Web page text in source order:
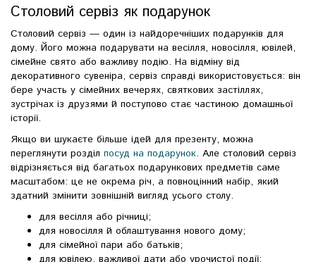
Столовий сервіз як подарунок
Столовий сервіз — один із найдоречніших подарунків для
дому. Його можна подарувати на весілля, новосілля, ювілей,
сімейне свято або важливу подію. На відміну від
декоративного сувеніра, сервіз справді використовується: він
бере участь у сімейних вечерях, святкових застіллях,
зустрічах із друзями й поступово стає частиною домашньої
історії.
Якщо ви шукаєте більше ідей для презенту, можна
переглянути розділ посуд на подарунок. Але столовий сервіз
відрізняється від багатьох подарункових предметів саме
масштабом: це не окрема річ, а повноцінний набір, який
здатний змінити зовнішній вигляд усього столу.
для весілля або річниці;
для новосілля й облаштування нового дому;
для сімейної пари або батьків;